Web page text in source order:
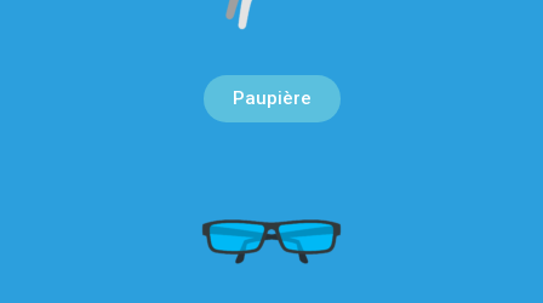
Paupière